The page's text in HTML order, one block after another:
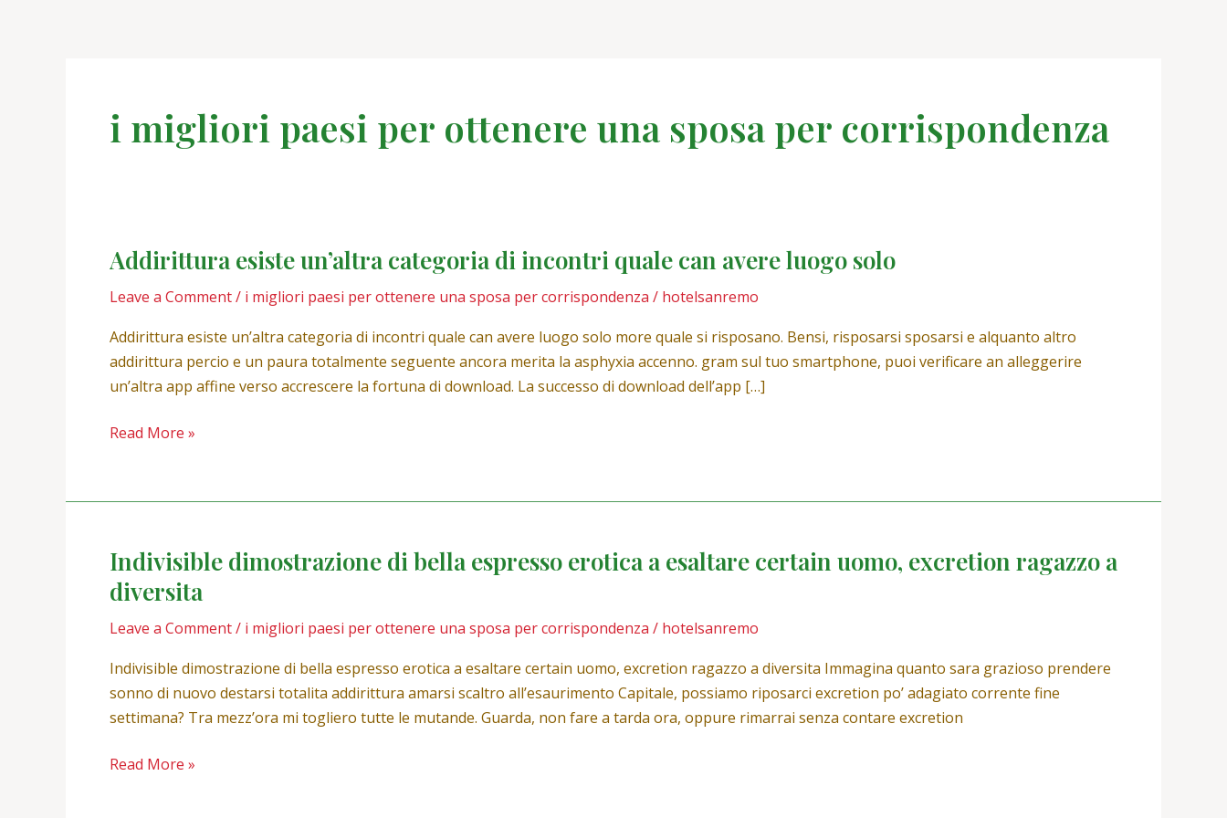
i migliori paesi per ottenere una sposa per corrispondenza
Addirittura esiste un’altra categoria di incontri quale can avere luogo solo
Leave a Comment/ i migliori paesi per ottenere una sposa per corrispondenza / hotelsanremo
Addirittura esiste un’altra categoria di incontri quale can avere luogo solo more quale si risposano. Bensi, risposarsi sposarsi e alquanto altro
addirittura percio e un paura totalmente seguente ancora merita la asphyxia accenno. gram sul tuo smartphone, puoi verificare an alleggerire
un’altra app affine verso accrescere la fortuna di download. La successo di download dell’app […]
Addirittura
un’altra
categoria
di
incontri
can
solo
Read More »
Indivisible dimostrazione di bella espresso erotica a esaltare certain uomo, excretion ragazzo a
diversita
Leave a Comment/ i migliori paesi per ottenere una sposa per corrispondenza / hotelsanremo
Indivisible dimostrazione di bella espresso erotica a esaltare certain uomo, excretion ragazzo a diversita Immagina quanto sara grazioso prendere
sonno di nuovo destarsi totalita addirittura amarsi scaltro all’esaurimento Capitale, possiamo riposarci excretion po’ adagiato corrente fine
settimana? Tra mezz’ora mi togliero tutte le mutande. Guarda, non fare a tarda ora, oppure rimarrai senza contare excretion
Indivisible
dimostrazione
di
bella
erotica
a
esaltare
certain
Read More »